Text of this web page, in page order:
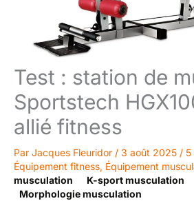
Test : station de
Sportstech
allié fitness
Par Jacques Fleuridor / 3 août 2025 / 5
Équipement fitness, Équipement
musculation
K-sport musculation
Morphologie musculation